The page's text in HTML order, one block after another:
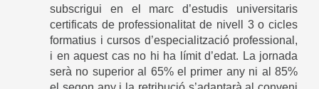
subscrigui en el marc d’estudis universitaris
certificats de professionalitat de nivell 3 o cicles
formatius i cursos d’especialització professional,
i en aquest cas no hi ha límit d’edat. La jornada
serà no superior al 65% el primer any ni al 85%